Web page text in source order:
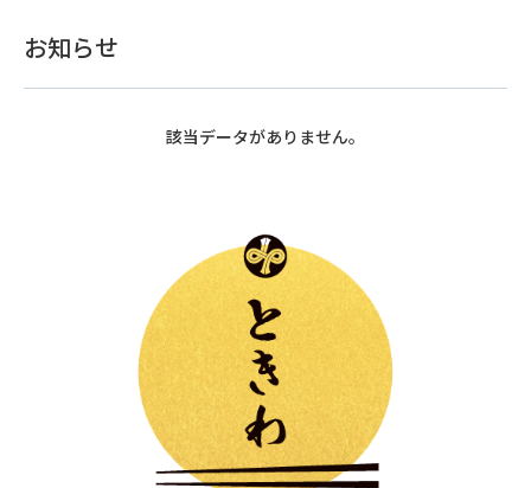
お知らせ
該当データがありません。